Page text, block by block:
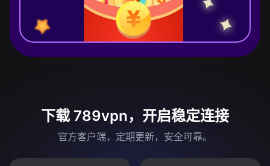
下载 789vpn，开启稳定连接
官方客户端，定期更新，安全可靠。